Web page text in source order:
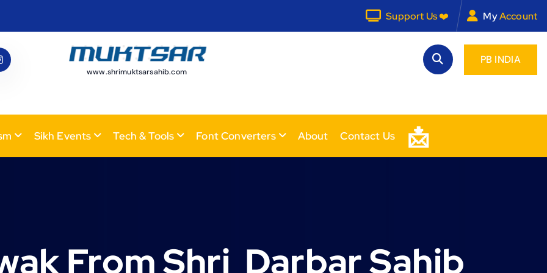
Support Us ❤️ MyAccount
www.shrimuktsarsahib.com
PB INDIA
Sikh Events Tech & Tools Font Converters About Contact Us 📩
From Shri Darbar Sahib